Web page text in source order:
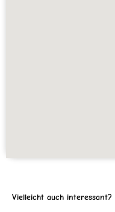
Vielleicht auch interessant?